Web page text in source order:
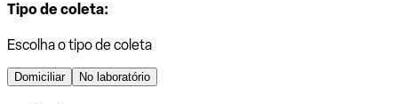
Tipo de coleta:
Escolha o tipo de coleta
Domiciliar No laboratório